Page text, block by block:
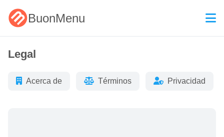
BuonMenu
Legal
Acerca de Términos Privacidad